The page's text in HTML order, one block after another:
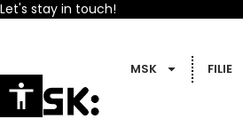
Let's stay in touch!
MSK FILIE